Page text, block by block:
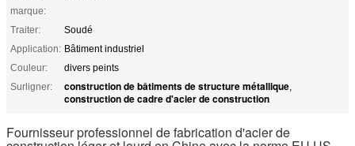
marque:
Traiter:
Soudé
Application: Bâtiment industriel
Couleur:
divers peints
Surligner:
construction de bâtiments de structure métallique,
construction de cadre d'acier de construction
Fournisseur professionnel de fabrication d'acier de